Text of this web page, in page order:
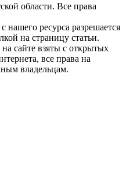
области. Все права
нашего ресурса разрешается
на страницу статьи.
сайте взяты с открытых
все права на
владельцам.